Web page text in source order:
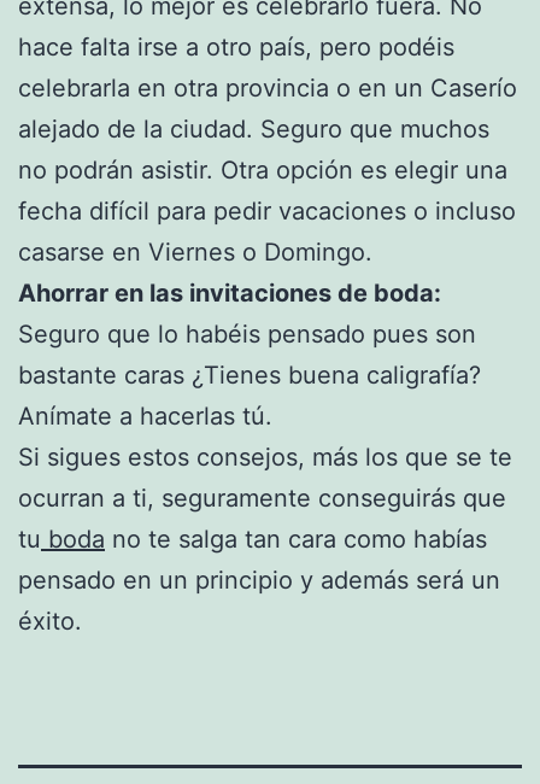
hace falta irse a otro país, pero podéis
celebrarla en otra provincia o en un Caserío
alejado de la ciudad. Seguro que muchos
no podrán asistir. Otra opción es elegir una
fecha difícil para pedir vacaciones o incluso
casarse en Viernes o Domingo.
Ahorrar en las invitaciones de boda:
Seguro que lo habéis pensado pues son
bastante caras ¿Tienes buena caligrafía?
Anímate a hacerlas tú.
Si sigues estos consejos, más los que se te
ocurran a ti, seguramente conseguirás que
tu boda no te salga tan cara como habías
pensado en un principio y además será un
éxito.